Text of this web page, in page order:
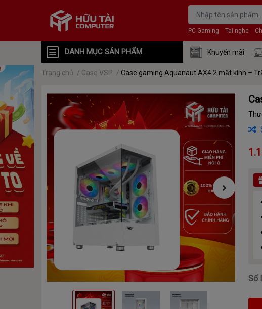
PC Gaming Tai nghe
DANH MỤC SẢN PHẨM Khuyến mãi
Trang chủ / Case VSP / Case gaming Aquanaut AX4 2 mặt kính –
Số